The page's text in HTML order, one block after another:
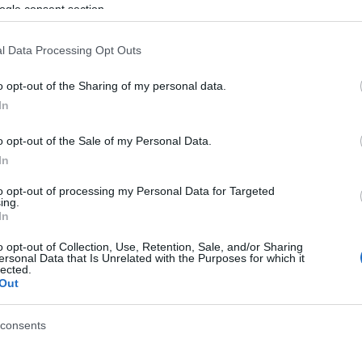
consent section.
Data Processing Opt Outs
opt-out of the Sharing of my personal data.
opt-out of the Sale of my Personal Data.
opt-out of processing my Personal Data for Targeted
opt-out of Collection, Use, Retention, Sale, and/or Sharing
Data that Is Unrelated with the Purposes for which it
Gábor és Patka Heléna
Dvorák Gábor
elemeire épül, de az abszurd megfogalmazások is
az emberi gyarlóságok
csak "réteg műfaj", épp úgy hat a 6-10 éves
különböző érdeklődésű emberekre. Egyedi
a közönséggel szoros kapcsolatot tartva, a